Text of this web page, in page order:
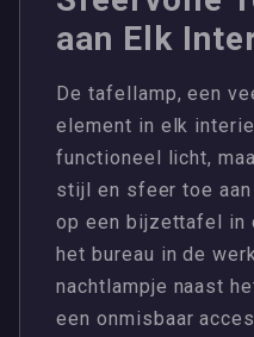
aan Elk
De tafellamp, een
element in elk
functioneel licht,
stijl en sfeer toe
op een bijzettafel in
het bureau in de
nachtlampje naast
een onmisbaar